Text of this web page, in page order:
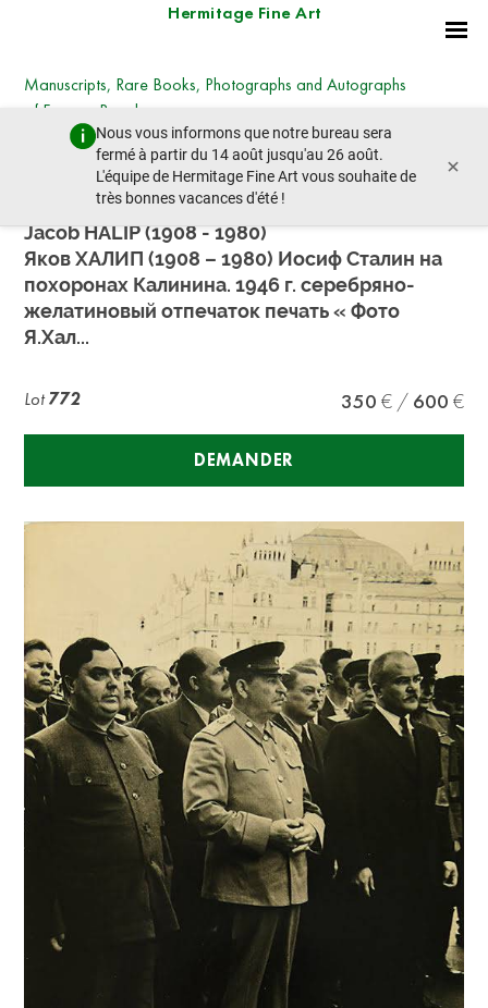
Hermitage Fine Art
Nous vous informons que notre bureau sera
fermé à partir du 14 août jusqu'au 26 août.
L'équipe de Hermitage Fine Art vous souhaite de
très bonnes vacances d'été !
×
Manuscripts, Rare Books, Photographs and Autographs
of Famous People
samedi 30 juin 2018 - 11:00
lot précédent lot suivant
Jacob HALIP (1908 - 1980)
Яков ХАЛИП (1908 – 1980) Иосиф Сталин на
похоронах Калинина. 1946 г. серебряно-
желатиновый отпечаток печать « Фото
Я.Хал...
Lot772 350 600
DEMANDER